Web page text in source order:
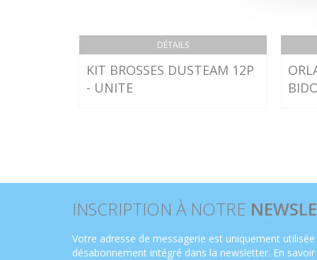
DÉTAILS
KIT BROSSES DUSTEAM 12P
- UNITE
INSCRIPTION À NOTRE
Votre adresse de messagerie est uniquement
désabonnement intégré dans la newsletter. En